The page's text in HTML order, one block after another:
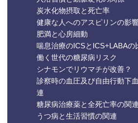
炭水化物摂取と死亡率
健康な人へのアスピリンの影
肥満と心房細動
喘息治療のICSとICS+LABAの
働く世代の糖尿病リスク
シナモンでリウマチが改善？
診察時の血圧及び自由行動下
連
糖尿病治療薬と全死亡率の関連
うつ病と生活習慣の関連